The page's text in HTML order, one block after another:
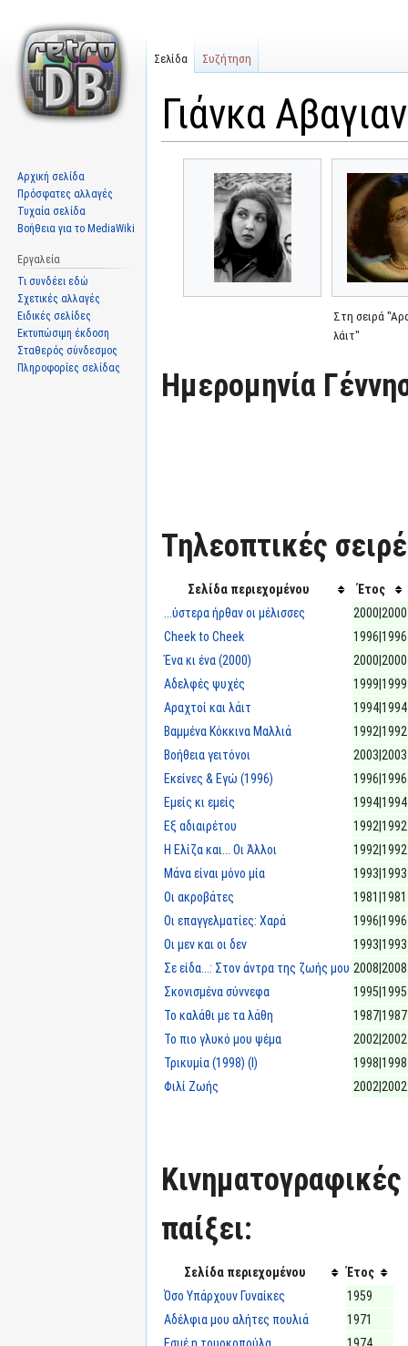
Γιάνκα
αναζήτηση
Στη σειρά
λάιτ"
Ημερομηνία
Τηλεοπτικές
Σελίδα περιεχομένου
Έτος
...ύστερα ήρθαν οι μέλισσες
2000|2000
Cheek to Cheek
1996|1996
Ένα κι ένα (2000)
2000|2000
Αδελφές ψυχές
1999|1999
Αραχτοί και λάιτ
1994|1994
Βαμμένα Κόκκινα Μαλλιά
1992|1992
Βοήθεια γειτόνοι
2003|2003
Εκείνες & Εγώ (1996)
1996|1996
Εμείς κι εμείς
1994|1994
Εξ αδιαιρέτου
1992|1992
Η Ελίζα και... Οι Άλλοι
1992|1992
Μάνα είναι μόνο μία
1993|1993
Οι ακροβάτες
1981|1981
Οι επαγγελματίες: Χαρά
1996|1996
Οι μεν και οι δεν
1993|1993
Σε είδα...: Στον άντρα της ζωής μου 2008|2008
Σκονισμένα σύννεφα
1995|1995
Το καλάθι με τα λάθη
1987|1987
Το πιο γλυκό μου ψέμα
2002|2002
Τρικυμία (1998) (Ι)
1998|1998
Φιλί Ζωής
2002|2002
Κινηματογραφικές
παίξει:
Σελίδα περιεχομένου
Έτος
Όσο Υπάρχουν Γυναίκες
1959
Αδέλφια μου αλήτες πουλιά
1971
Σελίδα Συζήτηση
Αρχική σελίδα
Πρόσφατες αλλαγές
Τυχαία σελίδα
Βοήθεια για το MediaWiki
Εργαλεία
Τι συνδέει εδώ
Σχετικές αλλαγές
Ειδικές σελίδες
Εκτυπώσιμη έκδοση
Σταθερός σύνδεσμος
Πληροφορίες σελίδας